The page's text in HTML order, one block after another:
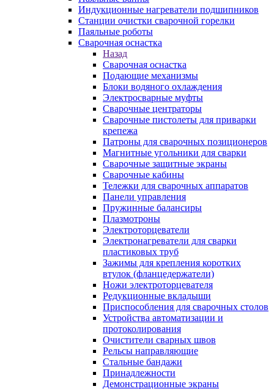
Индукционные нагреватели подшипников
Станции очистки сварочной горелки
Паяльные роботы
Сварочная оснастка
Назад
Сварочная оснастка
Подающие механизмы
Блоки водяного охлаждения
Электросварные муфты
Сварочные центраторы
Сварочные пистолеты для приварки
крепежа
Патроны для сварочных позиционеров
Магнитные угольники для сварки
Сварочные защитные экраны
Сварочные кабины
Тележки для сварочных аппаратов
Панели управления
Пружинные балансиры
Плазмотроны
Электроторцеватели
Электронагреватели для сварки
пластиковых труб
Зажимы для крепления коротких
втулок (фланцедержатели)
Ножи электроторцевателя
Редукционные вкладыши
Приспособления для сварочных столов
Устройства автоматизации и
протоколирования
Очистители сварных швов
Рельсы направляющие
Стальные бандажи
Принадлежности
Демонстрационные экраны